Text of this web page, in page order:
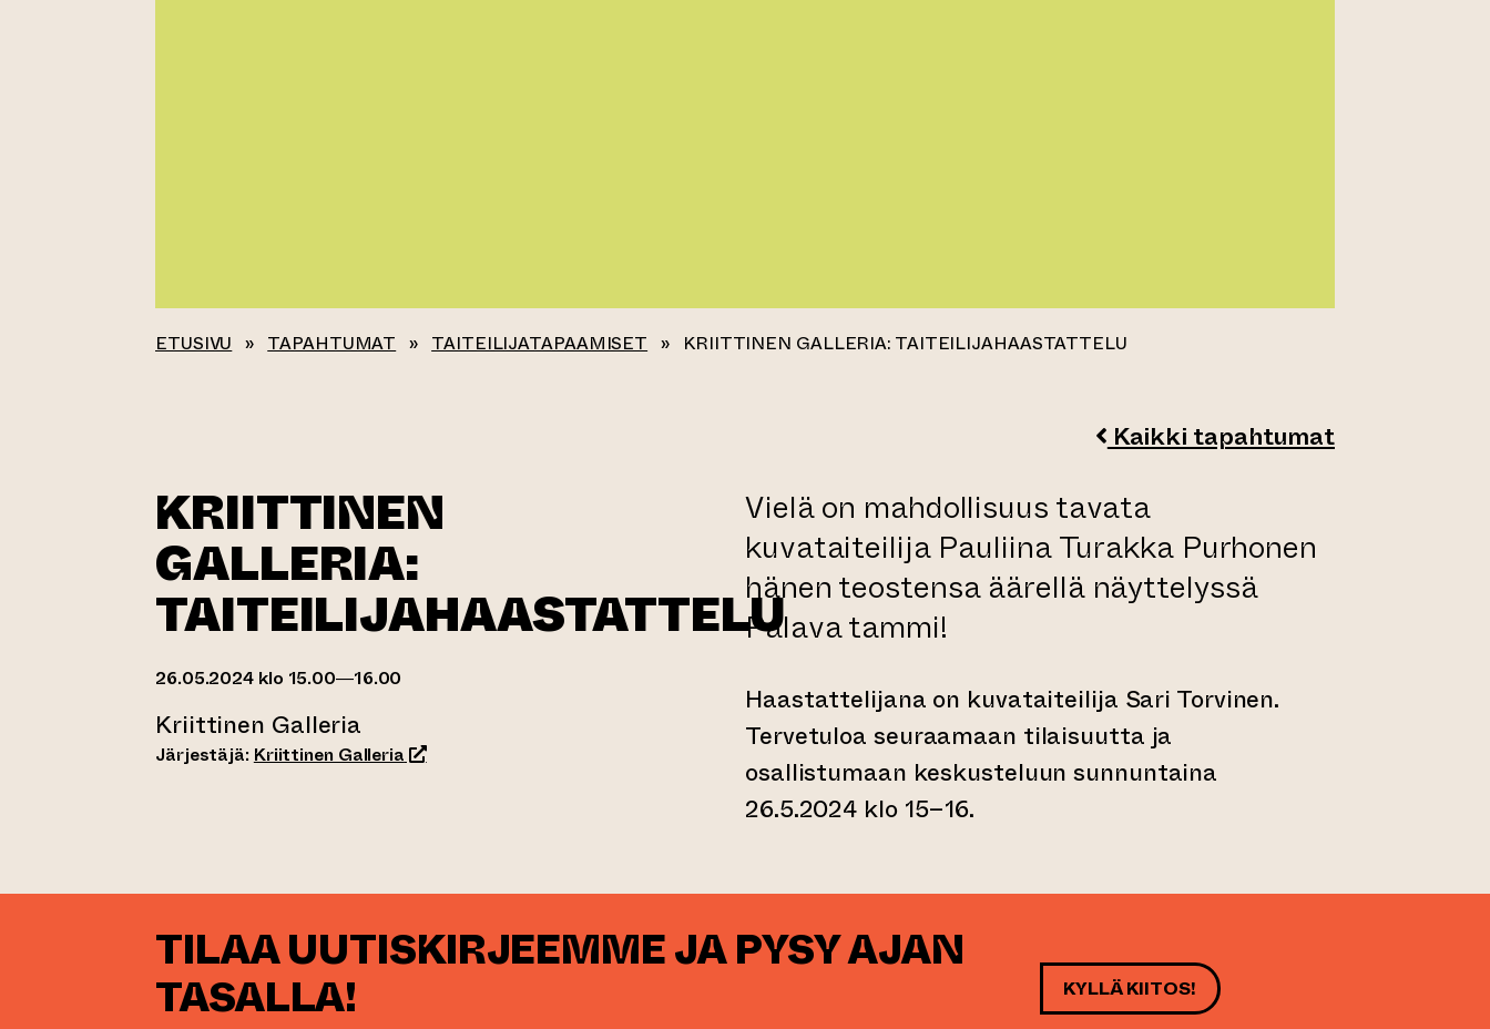
ETUSIVU » TAPAHTUMAT » TAITEILIJATAPAAMISET » KRIITTINEN GALLERIA: TAITEILIJAHAASTATTELU
Kaikki tapahtumat
KRIITTINEN
GALLERIA:
TAITEILIJAHAASTATTELU
26.05.2024 klo 15.00—16.00
Kriittinen Galleria
Järjestäjä: Kriittinen Galleria(siirtyy toiseen verkkopalveluun)
Vielä on mahdollisuus tavata
kuvataiteilija Pauliina Turakka Purhonen
hänen teostensa äärellä näyttelyssä
Palava tammi!
Haastattelijana on kuvataiteilija Sari Torvinen.
Tervetuloa seuraamaan tilaisuutta ja
osallistumaan keskusteluun sunnuntaina
26.5.2024 klo 15–16.
TILAA UUTISKIRJEEMME JA PYSY AJAN
TASALLA!
KYLLÄ KIITOS!